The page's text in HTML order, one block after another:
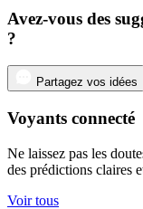
Avez-vous des
?
Partagez vos idées
Voyants connecté
Ne laissez pas les
des prédictions claires
Voir tous